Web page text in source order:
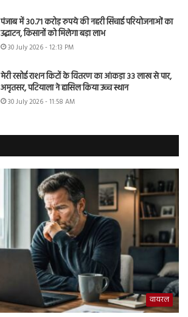
पंजाब में 30.71 करोड़ रुपये की नहरी सिंचाई परियोजनाओं का
उद्घाटन, किसानों को मिलेगा बड़ा लाभ
30 July 2026 - 12:13 PM
मेरी रसोई राशन किटों के वितरण का आंकड़ा 33 लाख से पार,
अमृतसर, पटियाला ने हासिल किया उच्च स्थान
30 July 2026 - 11:58 AM
वायरल